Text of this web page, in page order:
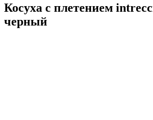
Косуха с плетением
черный